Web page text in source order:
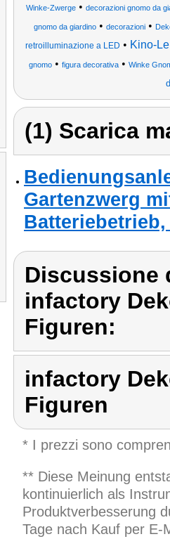
Winke-Zwerge • decorazioni gnomo da
gnomo da giardino • decorazioni •
retroilluminazione a LED • Kino-
gnomo • figura decorativa • Winke
(1) Scarica
Gartenzwerg
Discussione
infactory
Figuren:
infactory
Figuren
* I prezzi sono
** Diese Meinung
kontinuierlich als
Produktverbesserung
Tage nach Kauf per E-